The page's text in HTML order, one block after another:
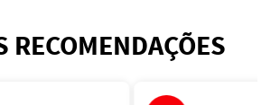
RECOMENDAÇÕES